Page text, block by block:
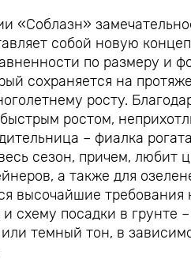
«Соблазн»
собой новую
по размеру и
сохраняется на
росту.
ростом,
– фиалка
сезон, причем, любит
а также для
высочайшие
схему посадки в грунте
темный тон, в